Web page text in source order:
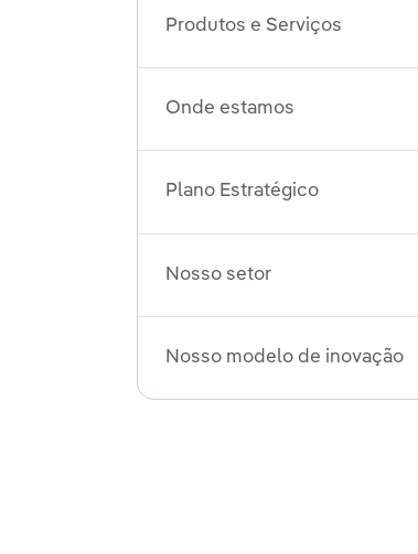
Produtos e Serviços
Onde estamos
Plano Estratégico
Nosso setor
Nosso modelo de inovação